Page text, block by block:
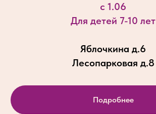
с 1.06
Для детей 7-10 лет
Яблочкина д.6
Лесопарковая д.8
Подробнее